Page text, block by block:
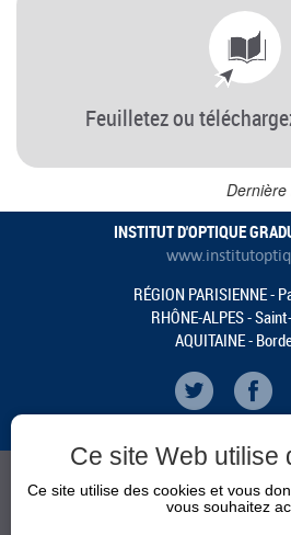
Feuilletez ou
INSTITUT D'OPTIQUE
RÉGION PARISIENNE -
RHÔNE-ALPES -
AQUITAINE -
CALENDRIER
Ce site Web utilise
Ce site utilise des cookies et vous
vous souhaitez